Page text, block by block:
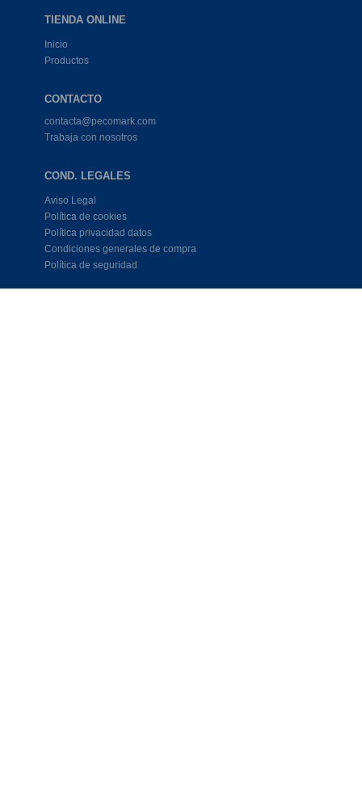
TIENDA ONLINE
Inicio
Productos
CONTACTO
contacta@pecomark.com
Trabaja con nosotros
COND. LEGALES
Aviso Legal
Política de cookies
Política privacidad datos
Condiciones generales de compra
Política de seguridad